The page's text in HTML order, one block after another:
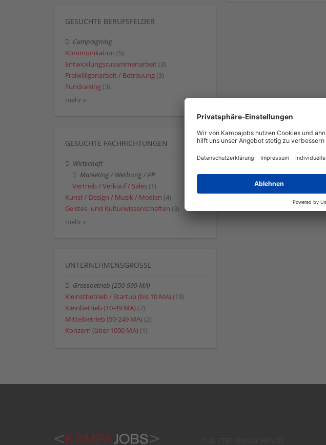
GESUCHTE BERUFSFELDER
Campaigning
Kommunikation (5)
Entwicklungszusammenarbeit (3)
Freiwilligenarbeit / Betreuung (3)
Fundraising (3)
mehr »
GESUCHTE FACHRICHTUNGEN
Wirtschaft
Marketing / Werbung / PR
Vertrieb / Verkauf / Sales (1)
Kunst / Design / Musik / Medien (4)
Geistes- und Kulturwissenschaften (3)
mehr »
UNTERNEHMENSGRÖSSE
Grossbetrieb (250-999 MA)
Kleinstbetrieb / Startup (bis 10 MA) (19)
Kleinbetrieb (10-49 MA) (7)
Mittelbetrieb (50-249 MA) (2)
Konzern (über 1000 MA) (1)